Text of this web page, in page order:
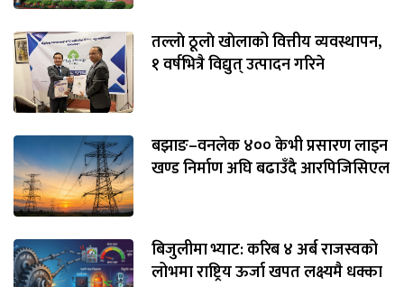
तल्लाे ठूलाे खाेलाको वित्तीय व्यवस्थापन,
१ वर्षभित्रै विद्युत् उत्पादन गरिने
बझाङ–वनलेक ४०० केभी प्रसारण लाइन
खण्ड निर्माण अघि बढाउँदै आरपिजिसिएल
बिजुलीमा भ्याट: करिब ४ अर्ब राजस्वको
लोभमा राष्ट्रिय ऊर्जा खपत लक्ष्यमै धक्का